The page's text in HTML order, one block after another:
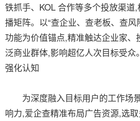
铁抓手、KOL 合作等多个投放渠道
播矩阵。以“查企业、查老板、查
功能为价值锚点,精准触达企业家、
泛商业群体,影响超亿人次目标受
强化认知
为深度融入目标用户的工作场
响力,爱企查精准布局广告资源,选